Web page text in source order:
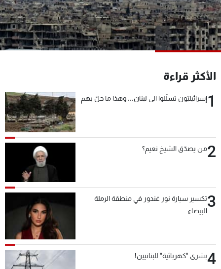
الأكثر قراءة
1إسرائيليّون تسلّلوا الى لبنان... وهذا ما حلّ بهم
2من يصدّق الشيخ نعيم؟
3تكسير سيارة نور غندور في منطقة الرملة
البيضاء
4بشرى "كهربائية" للبنانيين!
البرامج
جدول البرامج
شاهد البرامج
عن MTV
الإنـتـاج
وظائف
شروط الإسـتخدام
سياسة الخصوصية